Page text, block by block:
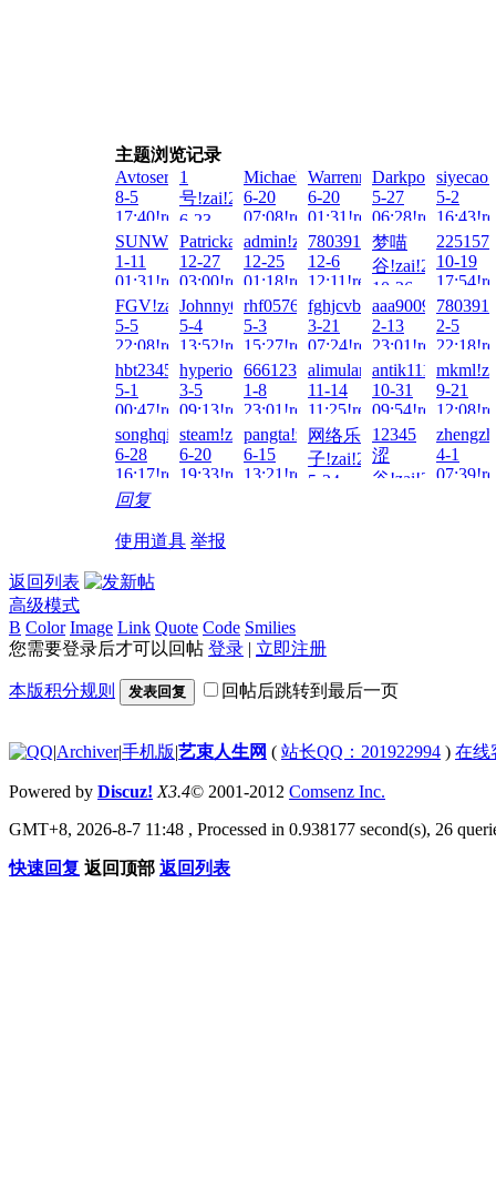
主题浏览记录
Avtoservis_jksn!zai!2026-
8-5
17:40!read!
1
号!zai!2026-
6-23
22:13!read!
MichaelVap!zai!2026-
6-20
07:08!read!
Warrennum!zai!2026-
6-20
01:31!read!
5-27
06:28!read!
5-2
SUNWIN!zai!2026-
1-11
01:31!read!
Patrickavari!zai!2025-
12-27
03:00!read!
admin!zai!2025-
12-25
01:18!read!
78039199214!zai!2025-
12-6
12:11!read!
梦喵
谷!zai!2025-
10-26
12:04!read!
10-19
FGV!zai!2025-
5-5
22:08!read!
Johnny6!zai!2025-
5-4
13:52!read!
rhf0576!zai!2025-
5-3
15:27!read!
fghjcvbn!zai!2025-
3-21
07:24!read!
2-13
23:01!read!
2-5
hbt2345!zai!2024-
5-1
00:47!read!
hyperion!zai!2024-
3-5
09:13!read!
666123!zai!2024-
1-8
23:01!read!
alimularefin44!zai!2023-
11-14
11:25!read!
10-31
09:54!read!
9-21
songhqiao!zai!2023-
6-28
16:17!read!
steam!zai!2023-
6-20
19:33!read!
pangta!zai!2023-
6-15
13:21!read!
网络乐
子!zai!2023-
5-24
12345
涩
谷!zai!2023-
4-1
回复
使用道具 举报
返回列表
高级模式
B Color Image Link Quote Code Smilies
您需要登录后才可以回帖 登录 | 立即注册
本版积分规则 发表回复 回帖后跳转到最后一页
|Archiver|手机版|艺束人生网 ( 站长QQ：201922994 ) 在线
Powered by Discuz! X3.4© 2001-2012 Comsenz Inc.
GMT+8, 2026-8-7 11:48 , Processed in 0.938177 second(s), 26
快速回复 返回顶部 返回列表